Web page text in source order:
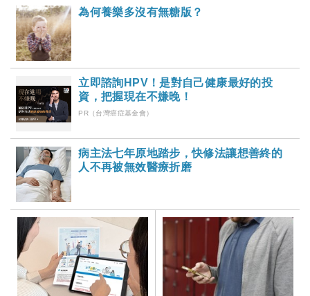
為何養樂多沒有無糖版？
立即諮詢HPV！是對自己健康最好的投
資，把握現在不嫌晚！
PR（台灣癌症基金會）
病主法七年原地踏步，快修法讓想善終的
人不再被無效醫療折磨